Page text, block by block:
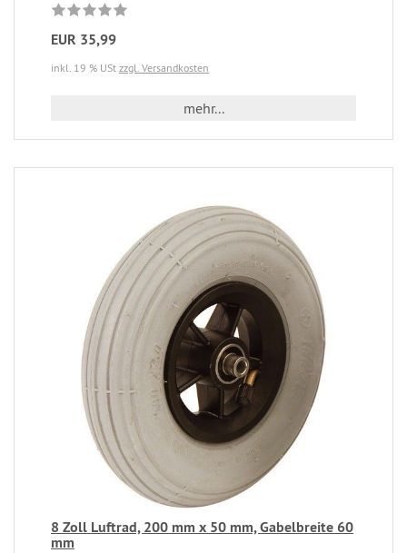
EUR 35,99
inkl. 19 % USt zzgl. Versandkosten
mehr...
8 Zoll Luftrad, 200 mm x 50 mm, Gabelbreite 60
mm